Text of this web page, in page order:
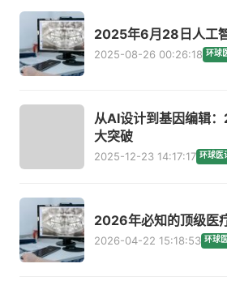
2025年6月28日人工
2025-08-26 00:26:18 环球
从AI设计到基因编辑
大突破
2025-12-23 14:17:17 环球医
2026年必知的顶级医
2026-04-22 15:18:53 环球